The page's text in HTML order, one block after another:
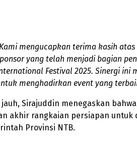
mengucapkan terima kasih
yang telah menjadi bagian
Festival 2025. Sinergi ini
menghadirkan event yang
jauh, Sirajuddin menegaskan
akhir rangkaian persiapan untuk
Provinsi NTB.